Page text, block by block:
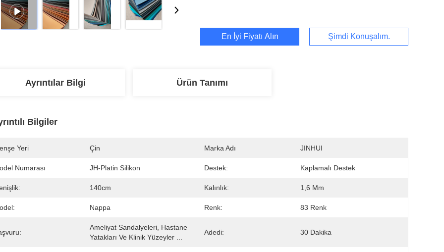
En İyi Fiyatı Alın Şimdi Konuşalım.
Ayrıntılar Bilgi Ürün Tanımı
Bilgiler
Yeri Çin Marka Adı JINHUI
Numarası JH-Platin Silikon Destek: Kaplamalı Destek
140cm Kalınlık: 1,6 Mm
Nappa Renk: 83 Renk
Ameliyat Sandalyeleri, Hastane
Yatakları Ve Klinik Yüzeyler ...
Adedi: 30 Dakika